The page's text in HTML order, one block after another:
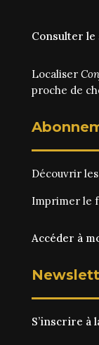
Consulter le
Localiser
proche de
Découvrir les
Imprimer le
Accéder à
S’inscrire à